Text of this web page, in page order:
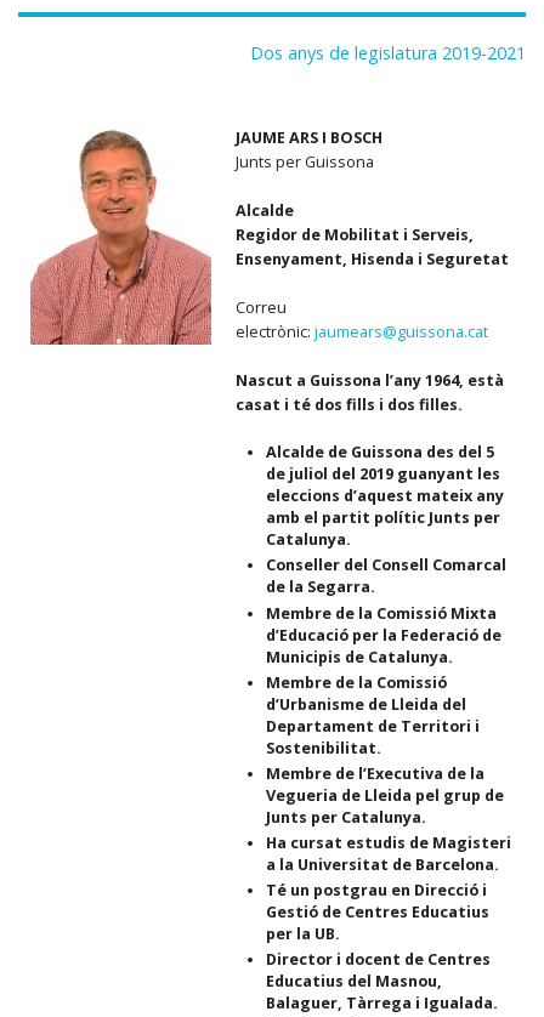
Dos anys de legislatura 2019-2021
JAUME ARS I BOSCH
Junts per Guissona
Alcalde
Regidor de Mobilitat i Serveis,
Ensenyament, Hisenda i Seguretat
Correu
electrònic: jaumears@guissona.cat
Nascut a Guissona l’any 1964, està
casat i té dos fills i dos filles.
Alcalde de Guissona des del 5
de juliol del 2019 guanyant les
eleccions d’aquest mateix any
amb el partit polític Junts per
Catalunya.
Conseller del Consell Comarcal
de la Segarra.
Membre de la Comissió Mixta
d’Educació per la Federació de
Municipis de Catalunya.
Membre de la Comissió
d’Urbanisme de Lleida del
Departament de Territori i
Sostenibilitat.
Membre de l’Executiva de la
Vegueria de Lleida pel grup de
Junts per Catalunya.
Ha cursat estudis de Magisteri
a la Universitat de Barcelona.
Té un postgrau en Direcció i
Gestió de Centres Educatius
per la UB.
Director i docent de Centres
Educatius del Masnou,
Balaguer, Tàrrega i Igualada.